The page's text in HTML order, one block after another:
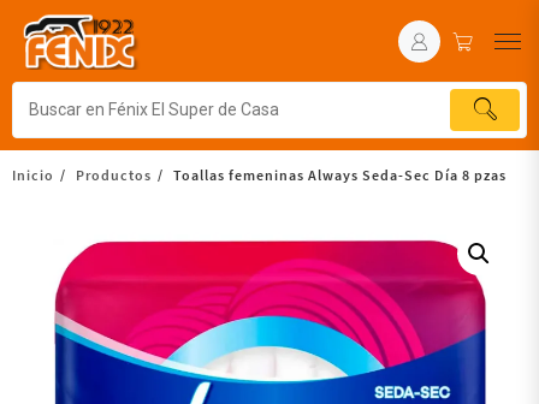
Inicio Productos Toallas femeninas Always Seda-Sec Día 8 pzas